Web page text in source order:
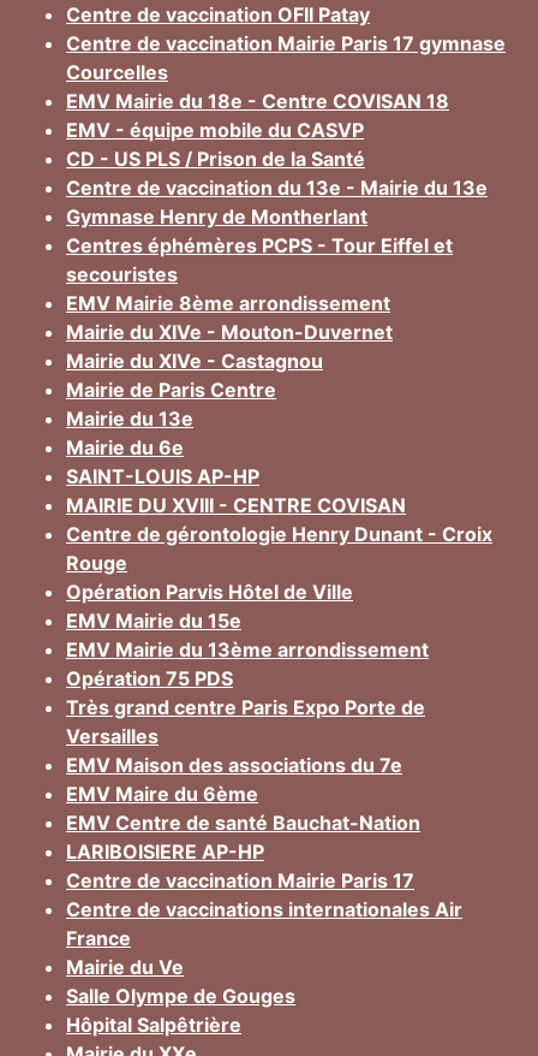
Centre de vaccination OFII Patay
Centre de vaccination Mairie Paris 17 gymnase
Courcelles
EMV Mairie du 18e - Centre COVISAN 18
EMV - équipe mobile du CASVP
CD - US PLS / Prison de la Santé
Centre de vaccination du 13e - Mairie du 13e
Gymnase Henry de Montherlant
Centres éphémères PCPS - Tour Eiffel et
secouristes
EMV Mairie 8ème arrondissement
Mairie du XIVe - Mouton-Duvernet
Mairie du XIVe - Castagnou
Mairie de Paris Centre
Mairie du 13e
Mairie du 6e
SAINT-LOUIS AP-HP
MAIRIE DU XVIII - CENTRE COVISAN
Centre de gérontologie Henry Dunant - Croix
Rouge
Opération Parvis Hôtel de Ville
EMV Mairie du 15e
EMV Mairie du 13ème arrondissement
Opération 75 PDS
Très grand centre Paris Expo Porte de
Versailles
EMV Maison des associations du 7e
EMV Maire du 6ème
EMV Centre de santé Bauchat-Nation
LARIBOISIERE AP-HP
Centre de vaccination Mairie Paris 17
Centre de vaccinations internationales Air
France
Mairie du Ve
Salle Olympe de Gouges
Hôpital Salpêtrière